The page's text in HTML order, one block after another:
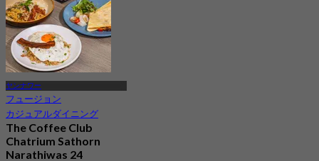
ヤンナワー
フュージョン
カジュアルダイニング
The Coffee Club
Chatrium Sathorn
Narathiwas 24